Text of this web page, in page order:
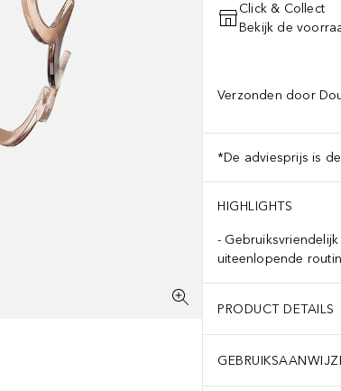
Click & Collect
Bekijk de
Verzonden door
*De adviesprijs is
HIGHLIGHTS
uiteenlopende
PRODUCT DETAILS